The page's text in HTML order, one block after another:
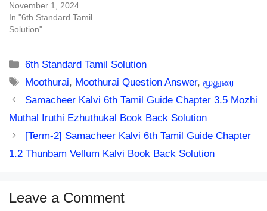
November 1, 2024
In "6th Standard Tamil
Solution"
Categories
6th Standard Tamil Solution
Tags
Moothurai, Moothurai Question Answer,மூதுரை
Samacheer Kalvi 6th Tamil Guide Chapter 3.5 Mozhi
Muthal Iruthi Ezhuthukal Book Back Solution
[Term-2] Samacheer Kalvi 6th Tamil Guide Chapter
1.2 Thunbam Vellum Kalvi Book Back Solution
Leave a Comment